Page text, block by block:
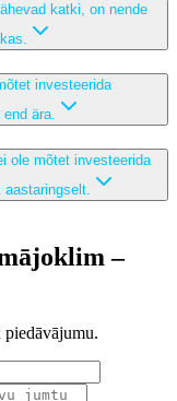
katki, on nende
investeerida
ära.
ole mõtet investeerida
–